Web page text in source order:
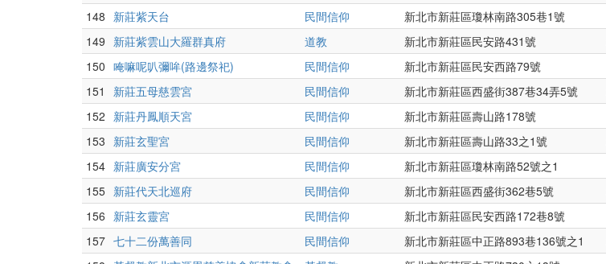
148 新莊紫天台 民間信仰 新北市新莊區瓊林南路305巷1號
149 新莊紫雲山大羅群真府 道教 新北市新莊區民安路431號
150 唵嘛呢叭彌哞(路邊祭祀) 民間信仰 新北市新莊區民安西路79號
151
新莊五母慈雲宮 民間信仰 新北市新莊區西盛街387巷34弄5號
152 新莊丹鳳順天宮 民間信仰 新北市新莊區壽山路178號
153 新莊玄聖宮 民間信仰 新北市新莊區壽山路33之1號
154 新莊廣安分宮 民間信仰 新北市新莊區瓊林南路52號之1
155 新莊代天北巡府 民間信仰 新北市新莊區西盛街362巷5號
156 新莊玄靈宮 民間信仰 新北市新莊區民安西路172巷8號
157 七十二份萬善同 民間信仰 新北市新莊區中正路893巷136號之1